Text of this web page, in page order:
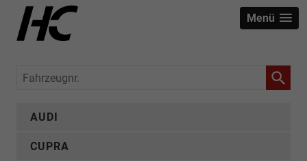
Menü
Fahrzeugnr.
AUDI
CUPRA